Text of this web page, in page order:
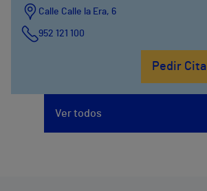
Calle Calle la Era, 6
952 121 100
Pedir Cita
Ver todos